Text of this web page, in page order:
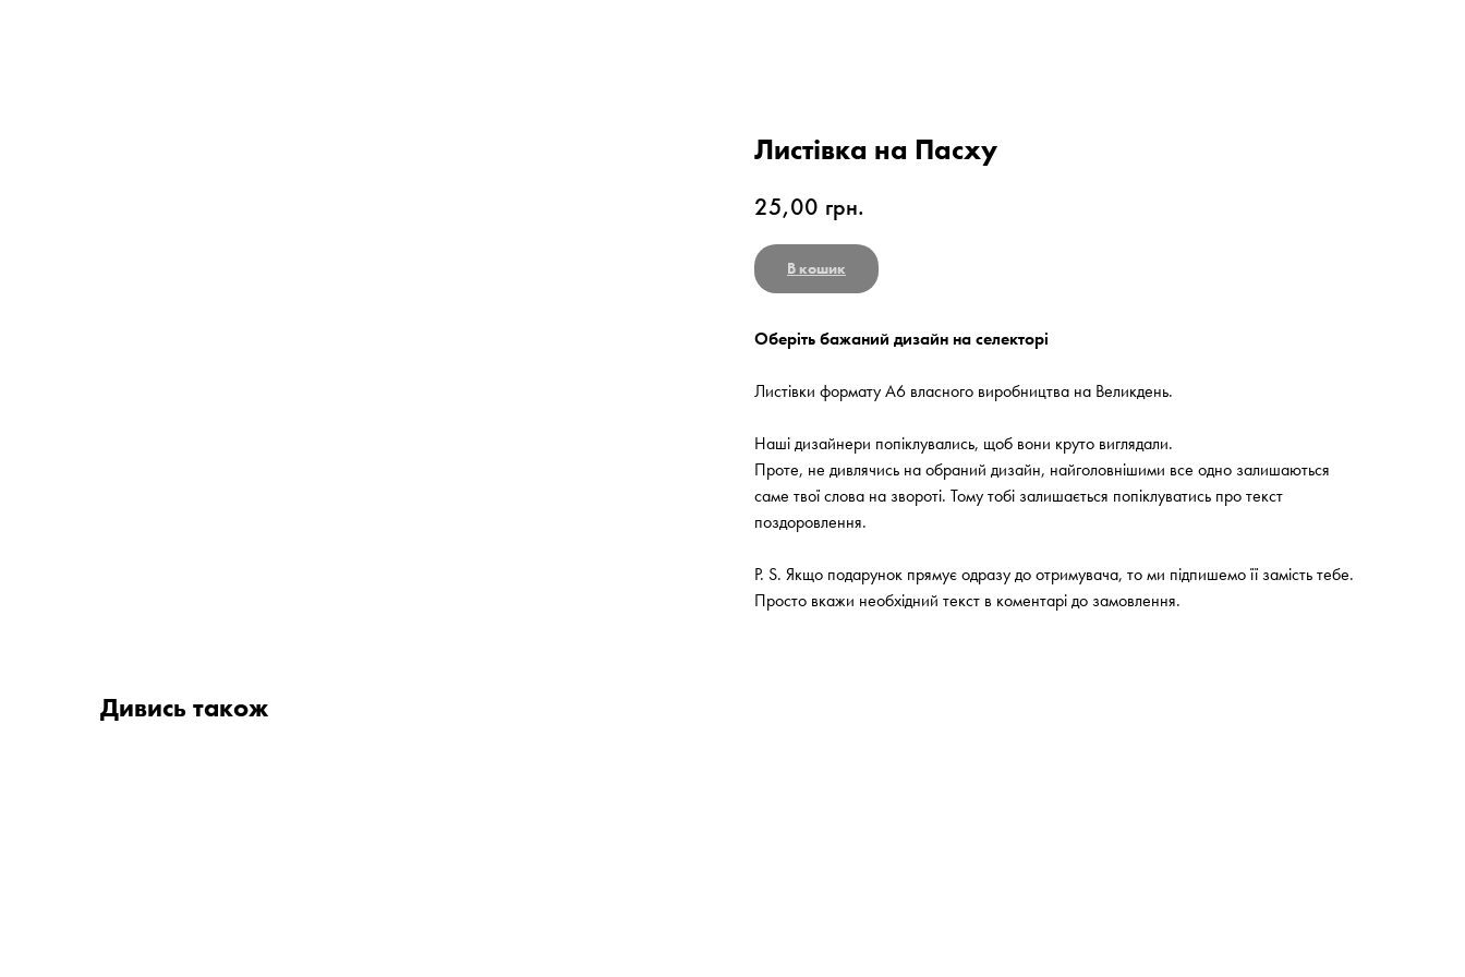
Листівка на Пасху
25,00 грн.
В кошик
Оберіть бажаний дизайн на селекторі
Листівки формату А6 власного виробництва на Великдень.
Наші дизайнери попіклувались, щоб вони круто виглядали.
Проте, не дивлячись на обраний дизайн, найголовнішими все одно залишаються
саме твої слова на звороті. Тому тобі залишається попіклуватись про текст
поздоровлення.
P. S. Якщо подарунок прямує одразу до отримувача, то ми підпишемо її замість тебе.
Просто вкажи необхідний текст в коментарі до замовлення.
Дивись також